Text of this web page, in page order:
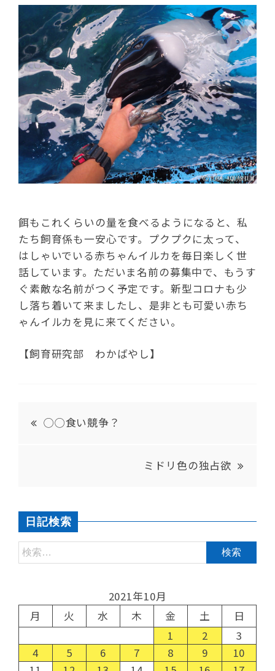
餌もこれくらいの量を食べるようになると、私
たち飼育係も一安心です。プクプクに太って、
はしゃいでいる赤ちゃんイルカを毎日楽しく世
話しています。ただいま名前の募集中で、もうす
ぐ素敵な名前がつく予定です。新型コロナも少
し落ち着いて来ましたし、是非とも可愛い赤ち
ゃんイルカを見に来てください。
【飼育研究部 わかばやし】
◯◯食い競争？
ミドリ色の独占欲
日記検索
2021年10月
月
火 水 木 金 土
日
1
2
3
4
5 6 7 8 9
10